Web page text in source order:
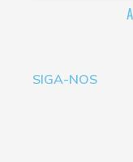
SIGA-NOS